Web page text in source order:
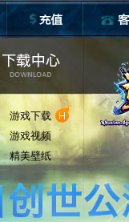
游戏下载
游戏视频
精美壁纸